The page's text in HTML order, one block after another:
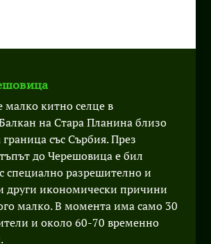
малко китно селце в
на Стара Планина близо
със Сърбия. През
до Черешовица е бил
специално разрешително и
други икономически причини
малко. В момента има само 30
и около 60-70 временно